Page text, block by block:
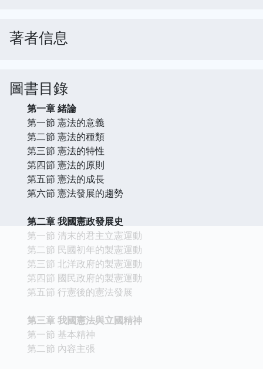
著者信息
圖書目錄
第一章 緒論
第一節 憲法的意義
第二節 憲法的種類
第三節 憲法的特性
第四節 憲法的原則
第五節 憲法的成長
第六節 憲法發展的趨勢
第二章 我國憲政發展史
第一節 清末的君主立憲運動
第二節 民國初年的製憲運動
第三節 北洋政府的製憲運動
第四節 國民政府的製憲運動
第五節 行憲後的憲法發展
第三章 我國憲法與立國精神
第一節 基本精神
第二節 內容主張